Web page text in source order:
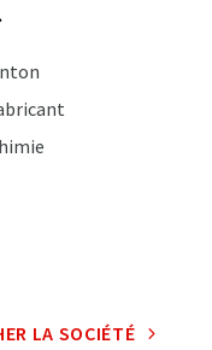
LA SOCIÉTÉ